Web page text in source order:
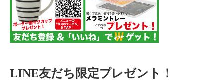
LINE友だち限定プレゼント！